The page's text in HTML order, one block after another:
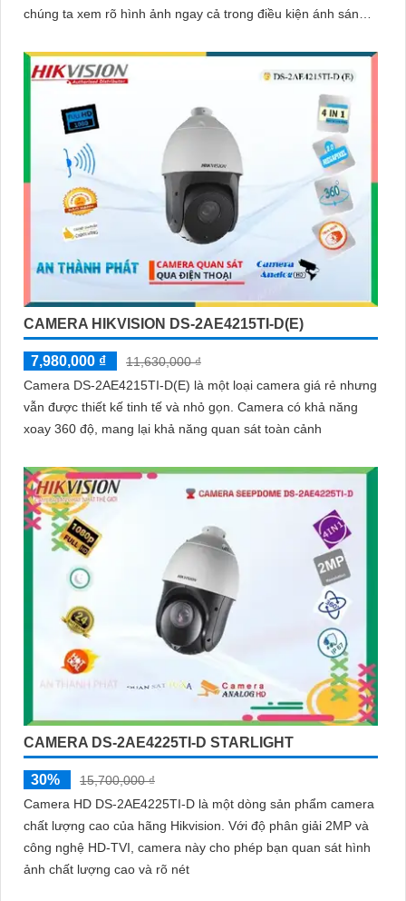
chúng ta xem rõ hình ảnh ngay cả trong điều kiện ánh sáng
CAMERA HIKVISION DS-2AE4215TI-D(E)
7,980,000 ₫
11,630,000 ₫
Camera DS-2AE4215TI-D(E) là một loại camera giá rẻ nhưng
vẫn được thiết kế tinh tế và nhỏ gọn. Camera có khả năng
xoay 360 độ, mang lại khả năng quan sát toàn cảnh
CAMERA DS-2AE4225TI-D STARLIGHT
30%
15,700,000 ₫
Camera HD DS-2AE4225TI-D là một dòng sản phẩm camera
chất lượng cao của hãng Hikvision. Với độ phân giải 2MP và
công nghệ HD-TVI, camera này cho phép bạn quan sát hình
ảnh chất lượng cao và rõ nét